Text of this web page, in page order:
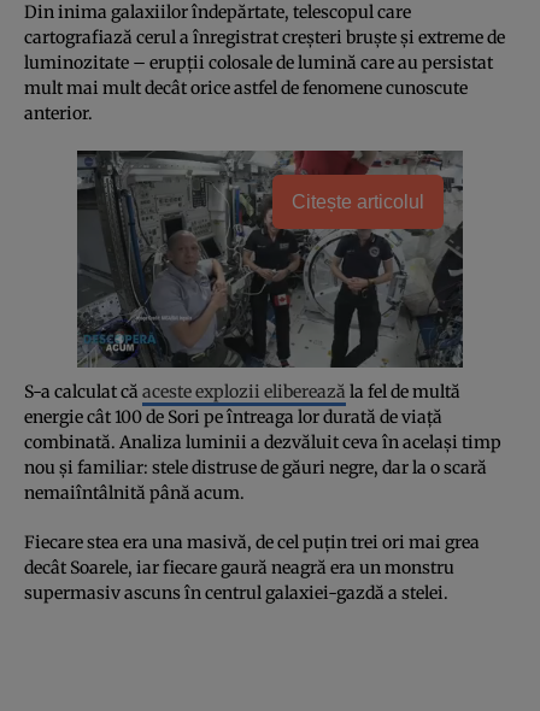
Din inima galaxiilor îndepărtate, telescopul care
cartografiază cerul a înregistrat creșteri bruște și extreme de
luminozitate – erupții colosale de lumină care au persistat
mult mai mult decât orice astfel de fenomene cunoscute
anterior.
Citește articolul
S-a calculat că aceste explozii eliberează la fel de multă
energie cât 100 de Sori pe întreaga lor durată de viață
combinată. Analiza luminii a dezvăluit ceva în același timp
nou și familiar: stele distruse de găuri negre, dar la o scară
nemaiîntâlnită până acum.
Fiecare stea era una masivă, de cel puțin trei ori mai grea
decât Soarele, iar fiecare gaură neagră era un monstru
supermasiv ascuns în centrul galaxiei-gazdă a stelei.